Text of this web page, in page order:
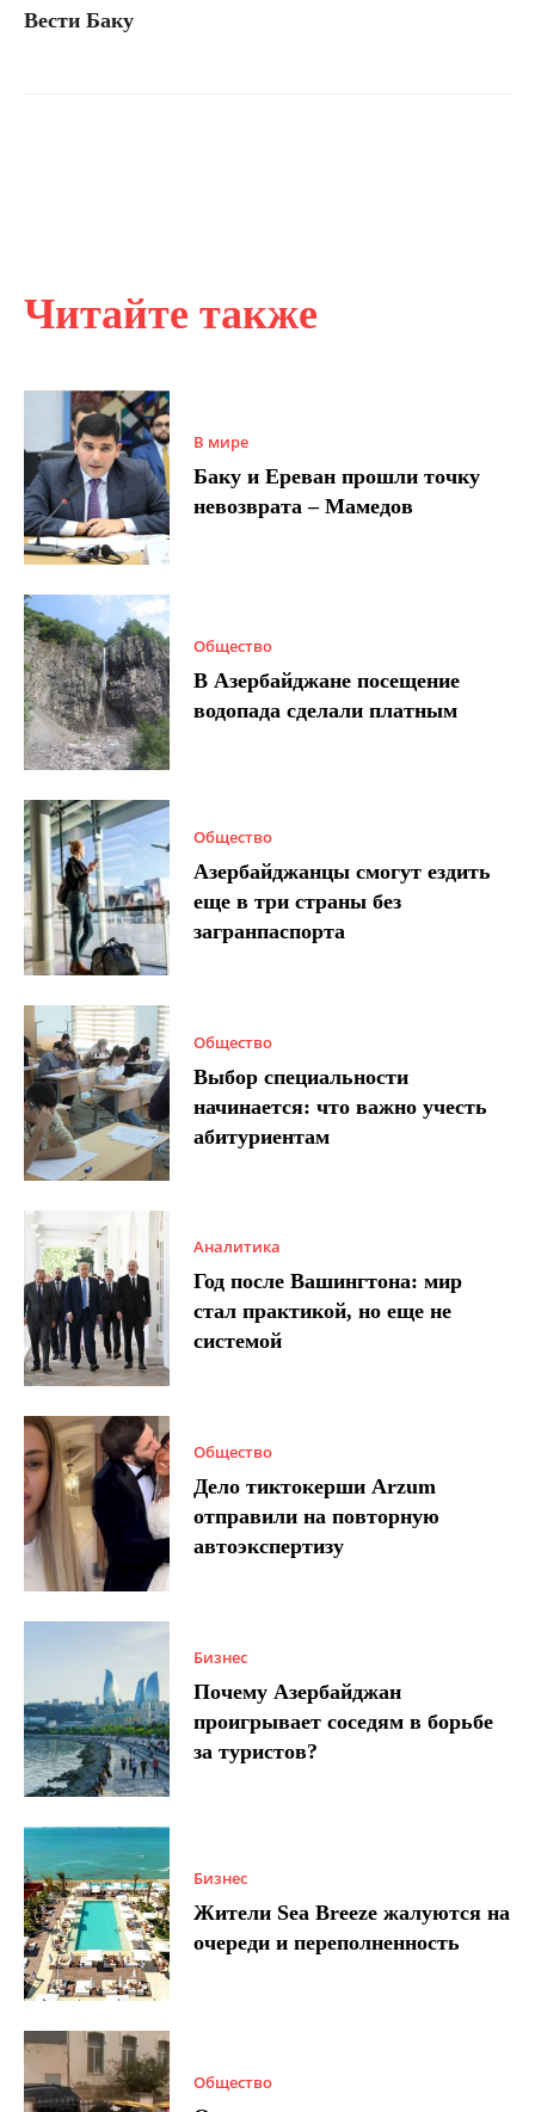
Читайте также
В мире
Баку и Ереван прошли точку
невозврата – Мамедов
Общество
В Азербайджане посещение
водопада сделали платным
Общество
Азербайджанцы смогут ездить
еще в три страны без
загранпаспорта
Общество
Выбор специальности
начинается: что важно учесть
абитуриентам
Аналитика
Год после Вашингтона: мир
стал практикой, но еще не
системой
Общество
Дело тиктокерши Arzum
отправили на повторную
автоэкспертизу
Бизнес
Почему Азербайджан
проигрывает соседям в борьбе
за туристов?
Бизнес
Жители Sea Breeze жалуются на
очереди и переполненность
Общество
Вести Баку